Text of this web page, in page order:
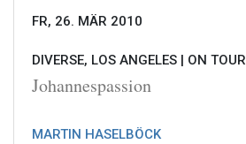
FR, 26. MÄR 2010
DIVERSE, LOS ANGELES | ON TOUR
Johannespassion
MARTIN HASELBÖCK